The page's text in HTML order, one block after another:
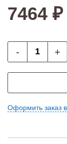
7464 ₽
- +
Оформить заказ